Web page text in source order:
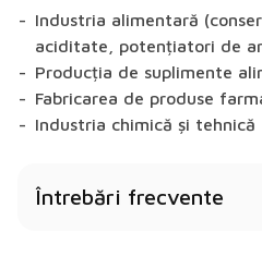
Industria alimentară
aciditate, potențiatori de
Producția de suplimente
Fabricarea de produse
Industria chimică și tehnică
Întrebări frecvente